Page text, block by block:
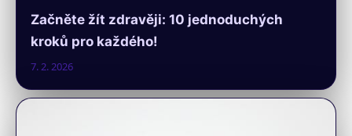
Začněte žít zdravěji: 10 jednoduchých
kroků pro každého!
7. 2. 2026